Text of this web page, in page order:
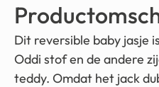
Dit reversible baby jasje
Oddi stof en de andere
teddy. Omdat het jack